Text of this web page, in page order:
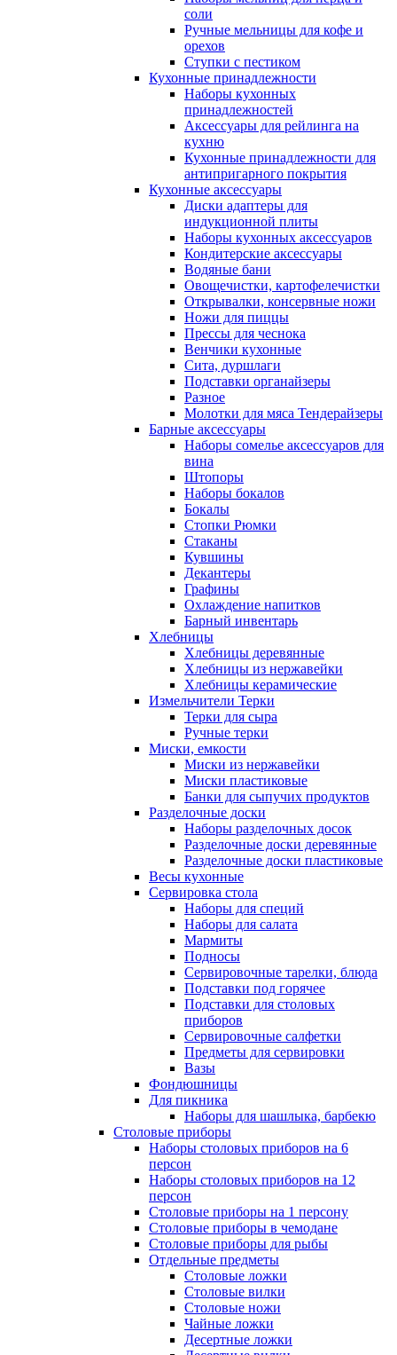
соли
Ручные мельницы для кофе и
орехов
Ступки с пестиком
Кухонные принадлежности
Наборы кухонных
принадлежностей
Аксессуары для рейлинга на
кухню
Кухонные принадлежности для
антипригарного покрытия
Кухонные аксессуары
Диски адаптеры для
индукционной плиты
Наборы кухонных аксессуаров
Кондитерские аксессуары
Водяные бани
Овощечистки, картофелечистки
Открывалки, консервные ножи
Ножи для пиццы
Прессы для чеснока
Венчики кухонные
Сита, дуршлаги
Подставки органайзеры
Разное
Молотки для мяса Тендерайзеры
Барные аксессуары
Наборы сомелье аксессуаров для
вина
Штопоры
Наборы бокалов
Бокалы
Стопки Рюмки
Стаканы
Кувшины
Декантеры
Графины
Охлаждение напитков
Барный инвентарь
Хлебницы
Хлебницы деревянные
Хлебницы из нержавейки
Хлебницы керамические
Измельчители Терки
Терки для сыра
Ручные терки
Миски, емкости
Миски из нержавейки
Миски пластиковые
Банки для сыпучих продуктов
Разделочные доски
Наборы разделочных досок
Разделочные доски деревянные
Разделочные доски пластиковые
Весы кухонные
Сервировка стола
Наборы для специй
Наборы для салата
Мармиты
Подносы
Сервировочные тарелки, блюда
Подставки под горячее
Подставки для столовых
приборов
Сервировочные салфетки
Предметы для сервировки
Вазы
Фондюшницы
Для пикника
Наборы для шашлыка, барбекю
Столовые приборы
Наборы столовых приборов на 6
персон
Наборы столовых приборов на 12
персон
Столовые приборы на 1 персону
Столовые приборы в чемодане
Столовые приборы для рыбы
Отдельные предметы
Столовые ложки
Столовые вилки
Столовые ножи
Чайные ложки
Десертные ложки